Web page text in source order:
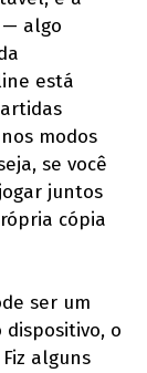
algo
está
modos
se você
juntos
cópia
ser um
o
alguns